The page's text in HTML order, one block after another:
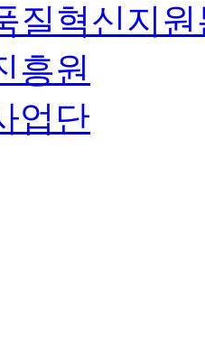
질혁신지
흥원
업단